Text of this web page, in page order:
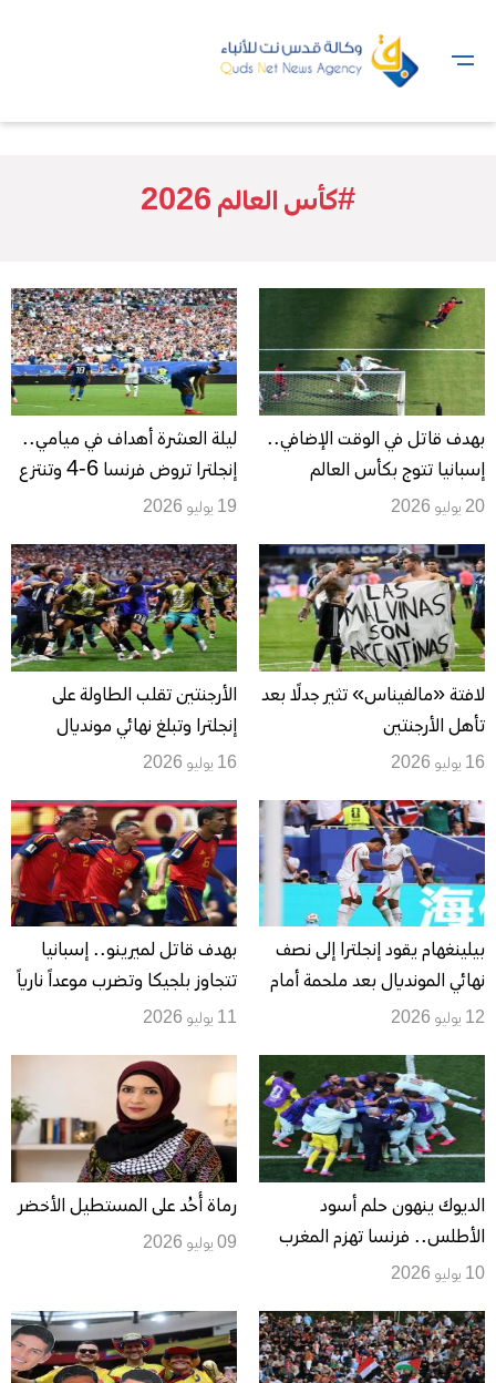
#كأس العالم 2026
بهدف قاتل في الوقت الإضافي..
إسبانيا تتوج بكأس العالم
2026
20 يوليو 2026
ليلة العشرة أهداف في ميامي..
إنجلترا تروض فرنسا 6-4 وتنتزع
أول برونزية مونديالية
19 يوليو 2026
لافتة «مالفيناس» تثير جدلًا بعد
تأهل الأرجنتين
16 يوليو 2026
الأرجنتين تقلب الطاولة على
إنجلترا وتبلغ نهائي مونديال
2026 بهدف قاتل
16 يوليو 2026
بيلينغهام يقود إنجلترا إلى نصف
نهائي المونديال بعد ملحمة أمام
النرويج
12 يوليو 2026
بهدف قاتل لميرينو.. إسبانيا
تتجاوز بلجيكا وتضرب موعداً نارياً
مع فرنسا في نصف نهائي
11 يوليو 2026
الديوك ينهون حلم أسود
الأطلس.. فرنسا تهزم المغرب
بثنائية وتعبر إلى نصف نهائي
10 يوليو 2026
رماة أُحُد على المستطيل الأخضر
09 يوليو 2026